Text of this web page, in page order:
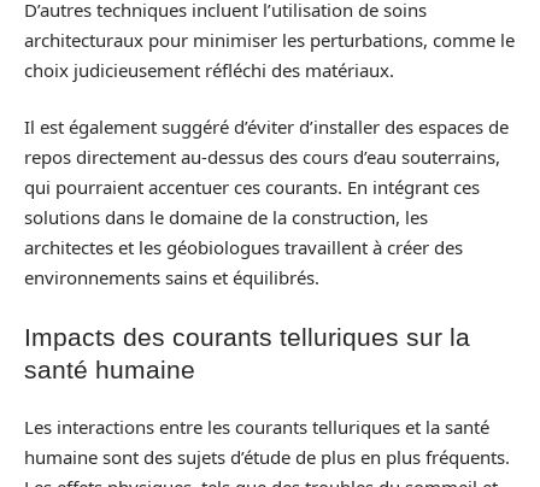
D’autres techniques incluent l’utilisation de soins
architecturaux pour minimiser les perturbations, comme le
choix judicieusement réfléchi des matériaux.
Il est également suggéré d’éviter d’installer des espaces de
repos directement au-dessus des cours d’eau souterrains,
qui pourraient accentuer ces courants. En intégrant ces
solutions dans le domaine de la construction, les
architectes et les géobiologues travaillent à créer des
environnements sains et équilibrés.
Impacts des courants telluriques sur la
santé humaine
Les interactions entre les courants telluriques et la santé
humaine sont des sujets d’étude de plus en plus fréquents.